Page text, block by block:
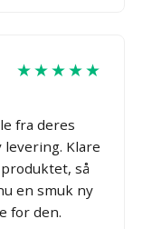
★★★★★
fra deres
Klare
så
en smuk ny
for den.